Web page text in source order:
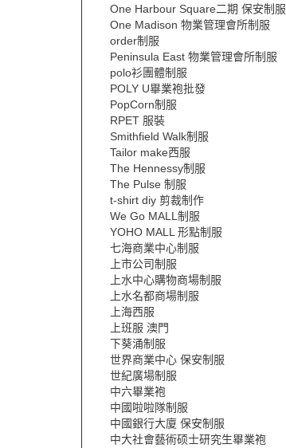
One Harbour Square二期 保安制服
One Madison 物業管理會所制服
order制服
Peninsula East 物業管理會所制服
polo衫團體制服
POLY U畢業袍批發
PopCorn制服
RPET 服裝
Smithfield Walk制服
Tailor make西服
The Hennessy制服
The Pulse 制服
t-shirt diy 剪裁制作
We Go MALL制服
YOHO MALL 形點制服
七海商業中心制服
上市公司制服
上水中心購物商場制服
上水名都商場制服
上海西服
上班服 澳門
下葵涌制服
世界商業中心 保安制服
世紀廣場制服
中六畢業袍
中國啦啦隊制服
中國銀行大廈 保安制服
中大社會藝術硕士研究生畢業袍